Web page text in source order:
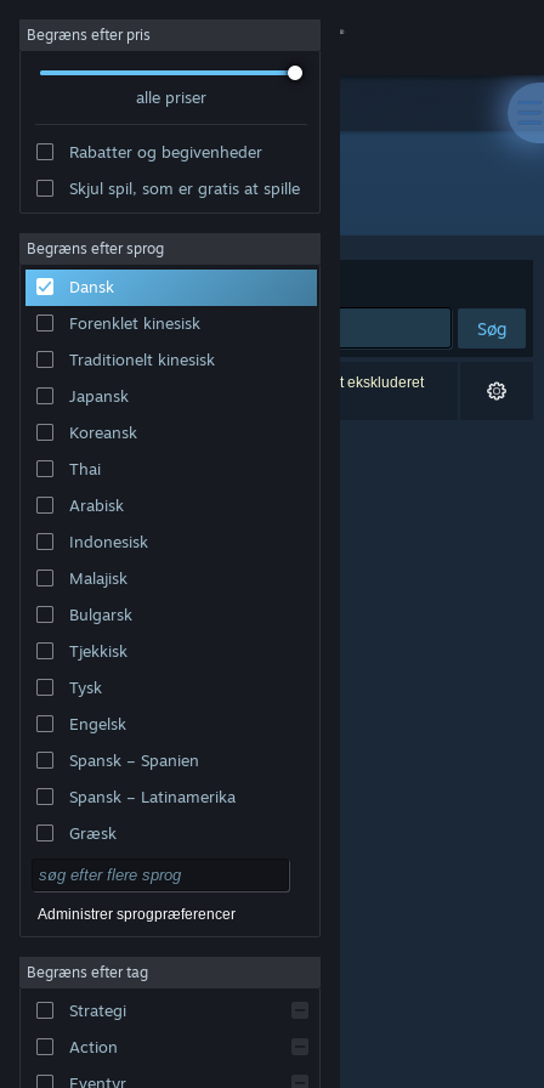
Log på
Om
Support
Skift sprog
Hent Steam-mobilappen
Vis desktop-webside
varemærker tilhører deres respektive indehavere i USA
Tilgængelighed
Refunderinger|
Begræns efter pris
alle priser
Rabatter og begivenheder
Skjul spil, som er gratis at spille
Begræns efter sprog
Dansk
Forenklet kinesisk
Traditionelt kinesisk
Japansk
Koreansk
Thai
Arabisk
Indonesisk
Malajisk
Bulgarsk
Tjekkisk
Tysk
Engelsk
Spansk – Spanien
Spansk – Latinamerika
Græsk
Administrer sprogpræferencer
Begræns efter tag
Strategi
Action
Eventyr
Udvikler: Tao Langston
Sorter efter Relevans
Søg
0 resultater matcher din søgning. 2 titler er blevet ekskluderet
baseret på dine præferencer.